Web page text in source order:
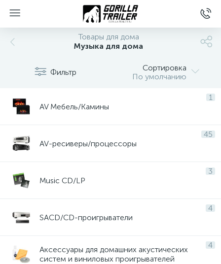
Товары для дома
Музыка для дома
Фильтр
Сортировка
По умолчанию
1
AV Мебель/Камины
45
AV-ресиверы/процессоры
3
Music CD/LP
4
SACD/CD-проигрыватели
4
Аксессуары для домашних акустических
систем и виниловых проигрывателей